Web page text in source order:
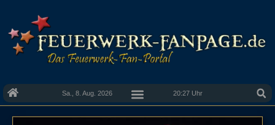
Sa., 8. Aug. 2026 20:27 Uhr